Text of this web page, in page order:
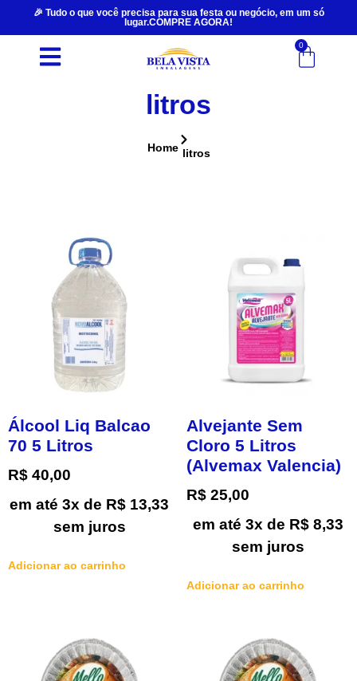
🎉 Tudo o que você precisa para sua festa ou negócio, em um só
lugar.COMPRE AGORA!
0
litros
Home litros
Álcool Liq Balcao
70 5 Litros
R$ 40,00
em até 3x de R$ 13,33
sem juros
Adicionar ao carrinho
Alvejante Sem
Cloro 5 Litros
(Alvemax Valencia)
R$ 25,00
em até 3x de R$8,33
sem juros
Adicionar ao carrinho